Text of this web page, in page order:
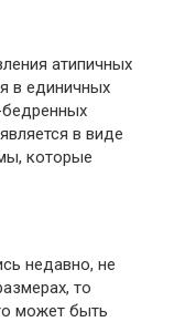
атипичных
в единичных
бедренных
в виде
которые
недавно, не
то
может быть